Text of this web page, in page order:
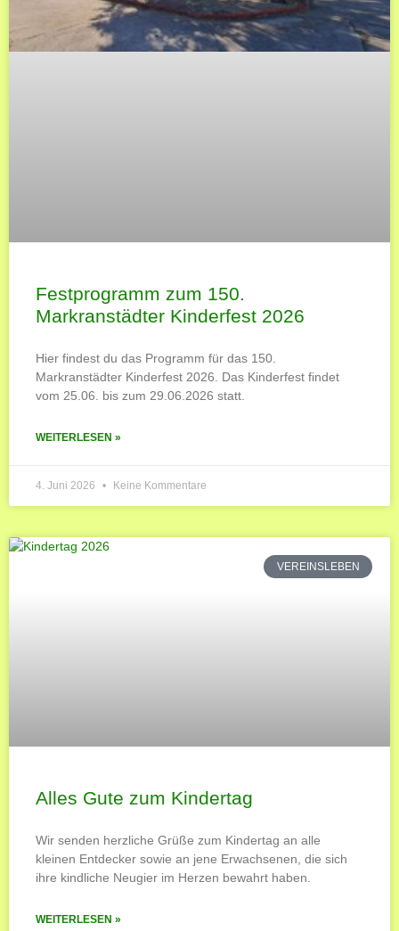
Festprogramm zum 150.
Markranstädter Kinderfest 2026
Hier findest du das Programm für das 150.
Markranstädter Kinderfest 2026. Das Kinderfest findet
vom 25.06. bis zum 29.06.2026 statt.
WEITERLESEN »
4. Juni 2026 Keine Kommentare
VEREINSLEBEN
Alles Gute zum Kindertag
Wir senden herzliche Grüße zum Kindertag an alle
kleinen Entdecker sowie an jene Erwachsenen, die sich
ihre kindliche Neugier im Herzen bewahrt haben.
WEITERLESEN »